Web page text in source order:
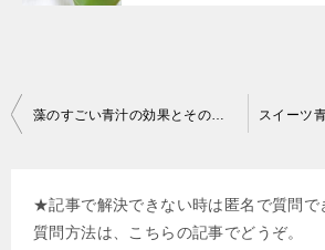
投
藻のすごい青汁の効果とその理由
★記事で解決できない時は匿名で質問で
質問方法は、こちらの記事でどうぞ。